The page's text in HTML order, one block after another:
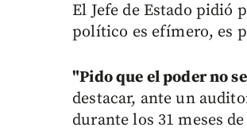
El Jefe de Estado pidió
político es efímero, es
"Pido que el poder no
destacar, ante un
durante los 31 meses